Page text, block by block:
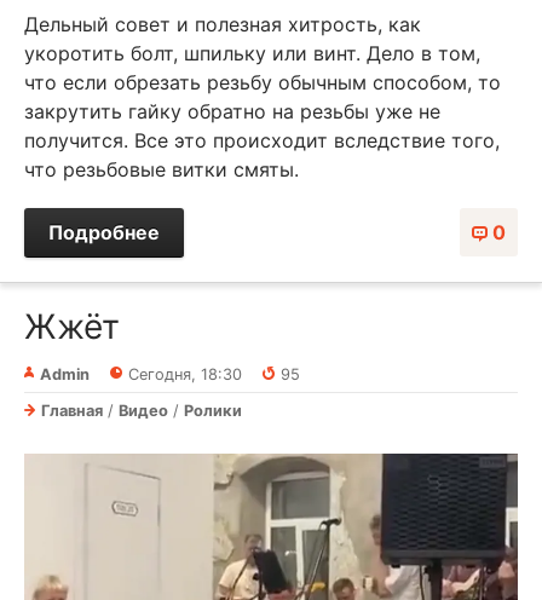
Дельный совет и полезная хитрость, как
укоротить болт, шпильку или винт. Дело в том,
что если обрезать резьбу обычным способом, то
закрутить гайку обратно на резьбы уже не
получится. Все это происходит вследствие того,
что резьбовые витки смяты.
0
Подробнее
Жжёт
Admin Сегодня, 18:30
95
Главная / Видео / Ролики